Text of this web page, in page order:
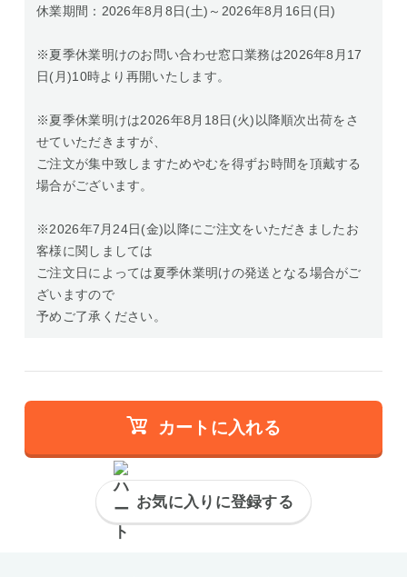
休業期間：2026年8月8日(土)～2026年8月16日(日)
※夏季休業明けのお問い合わせ窓口業務は2026年8月17
日(月)10時より再開いたします。
※夏季休業明けは2026年8月18日(火)以降順次出荷をさ
せていただきますが、
ご注文が集中致しますためやむを得ずお時間を頂戴する
場合がございます。
※2026年7月24日(金)以降にご注文をいただきましたお
客様に関しましては
ご注文日によっては夏季休業明けの発送となる場合がご
ざいますので
予めご了承ください。
カートに入れる
お気に入りに登録する